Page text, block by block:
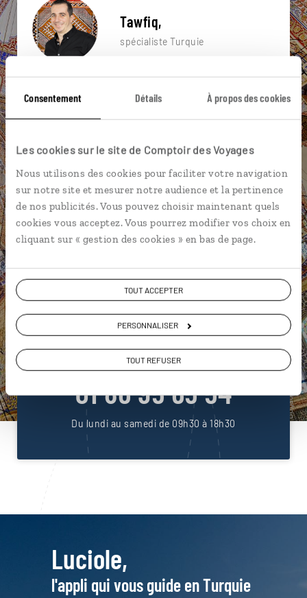
Consentement Détails À propos des cookies
Les cookies sur le site de Comptoir des Voyages
Nous utilisons des cookies pour faciliter votre navigation
sur notre site et mesurer notre audience et la pertinence
de nos publicités. Vous pouvez choisir maintenant quels
cookies vous acceptez. Vous pourrez modifier vos choix en
cliquant sur « gestion des cookies » en bas de page.
TOUT ACCEPTER
PERSONNALISER
TOUT REFUSER
Tawfiq,
spécialiste Turquie
Suivez vos envies et demandez conseils à nos
spécialistes
Ils sauront organiser votre itinéraire au plus
connectés en agence, mais aussi par email ou
téléphone.
Vous gardez le même interlocuteur avant,
pendant et après votre voyage.
Construisez votre voyage avec un spécialiste Turquie
01 86 95 65 54
Du lundi au samedi de 09h30 à 18h30
Luciole,
l'appli qui vous guide en Turquie